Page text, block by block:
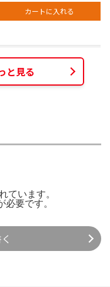
カートに入れる
と見る
ています。
必要です。